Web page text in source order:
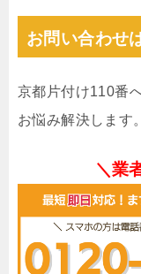
お問い合わせ
京都片付け110番
お悩み解決します
＼業